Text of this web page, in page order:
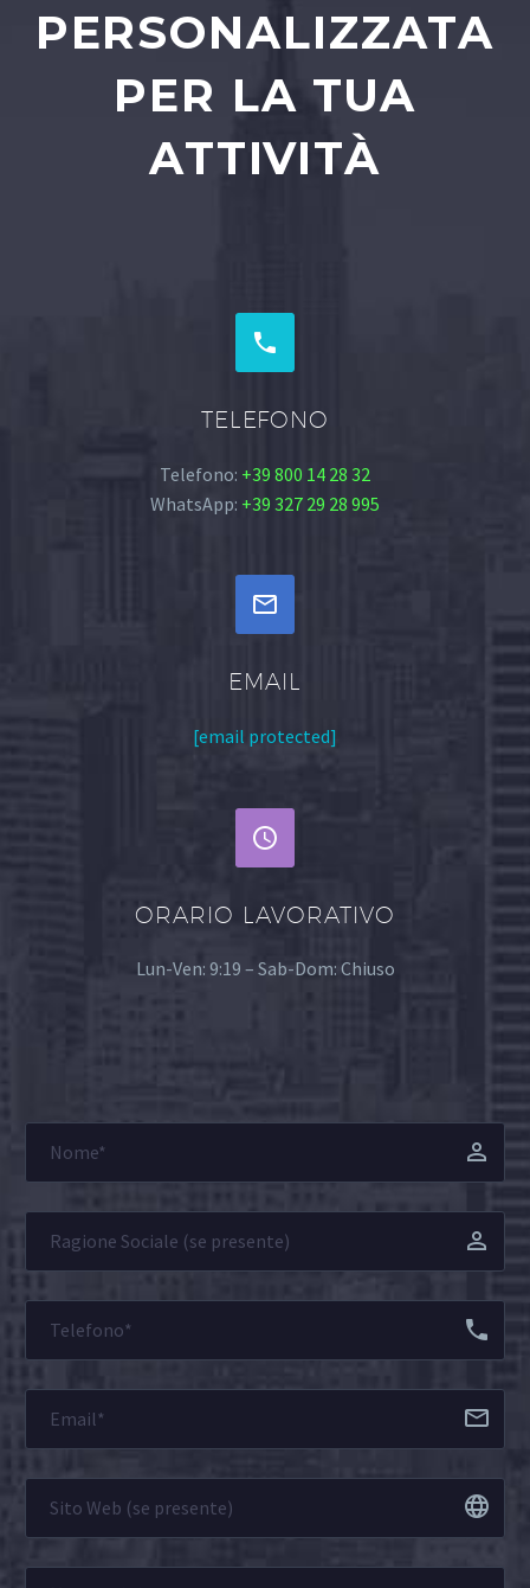
PERSONALIZZATA
PER LA TUA
ATTIVITÀ


TELEFONO
Telefono: +39 800 14 28 32
WhatsApp: +39 327 29 28 995


EMAIL
[email protected]


ORARIO LAVORATIVO
Lun-Ven: 9:19 – Sab-Dom: Chiuso